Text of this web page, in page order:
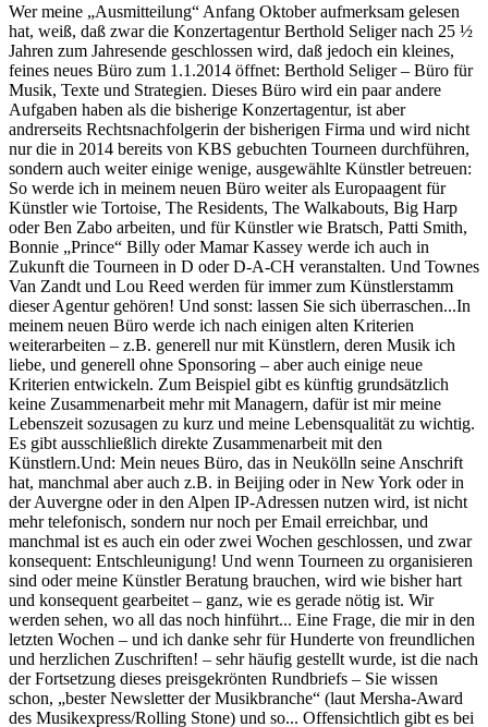
Wer meine „Ausmitteilung“ Anfang Oktober aufmerksam gelesen
hat, weiß, daß zwar die Konzertagentur Berthold Seliger nach 25 ½
Jahren zum Jahresende geschlossen wird, daß jedoch ein kleines,
feines neues Büro zum 1.1.2014 öffnet: Berthold Seliger – Büro für
Musik, Texte und Strategien. Dieses Büro wird ein paar andere
Aufgaben haben als die bisherige Konzertagentur, ist aber
andrerseits Rechtsnachfolgerin der bisherigen Firma und wird nicht
nur die in 2014 bereits von KBS gebuchten Tourneen durchführen,
sondern auch weiter einige wenige, ausgewählte Künstler betreuen:
So werde ich in meinem neuen Büro weiter als Europaagent für
Künstler wie Tortoise, The Residents, The Walkabouts, Big Harp
oder Ben Zabo arbeiten, und für Künstler wie Bratsch, Patti Smith,
Bonnie „Prince“ Billy oder Mamar Kassey werde ich auch in
Zukunft die Tourneen in D oder D-A-CH veranstalten. Und Townes
Van Zandt und Lou Reed werden für immer zum Künstlerstamm
dieser Agentur gehören! Und sonst: lassen Sie sich überraschen...In
meinem neuen Büro werde ich nach einigen alten Kriterien
weiterarbeiten – z.B. generell nur mit Künstlern, deren Musik ich
liebe, und generell ohne Sponsoring – aber auch einige neue
Kriterien entwickeln. Zum Beispiel gibt es künftig grundsätzlich
keine Zusammenarbeit mehr mit Managern, dafür ist mir meine
Lebenszeit sozusagen zu kurz und meine Lebensqualität zu wichtig.
Es gibt ausschließlich direkte Zusammenarbeit mit den
Künstlern.Und: Mein neues Büro, das in Neukölln seine Anschrift
hat, manchmal aber auch z.B. in Beijing oder in New York oder in
der Auvergne oder in den Alpen IP-Adressen nutzen wird, ist nicht
mehr telefonisch, sondern nur noch per Email erreichbar, und
manchmal ist es auch ein oder zwei Wochen geschlossen, und zwar
konsequent: Entschleunigung! Und wenn Tourneen zu organisieren
sind oder meine Künstler Beratung brauchen, wird wie bisher hart
und konsequent gearbeitet – ganz, wie es gerade nötig ist. Wir
werden sehen, wo all das noch hinführt... Eine Frage, die mir in den
letzten Wochen – und ich danke sehr für Hunderte von freundlichen
und herzlichen Zuschriften! – sehr häufig gestellt wurde, ist die nach
der Fortsetzung dieses preisgekrönten Rundbriefs – Sie wissen
schon, „bester Newsletter der Musikbranche“ (laut Mersha-Award
des Musikexpress/Rolling Stone) und so... Offensichtlich gibt es bei